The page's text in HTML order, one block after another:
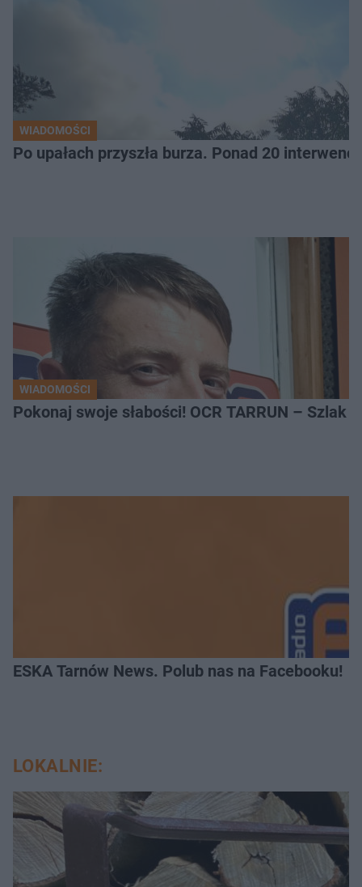
WIADOMOŚCI
Po upałach przyszła burza. Ponad 20
WIADOMOŚCI
Pokonaj swoje słabości! OCR TARRUN – Szlak
ESKA Tarnów News. Polub nas na Facebooku!
LOKALNIE: